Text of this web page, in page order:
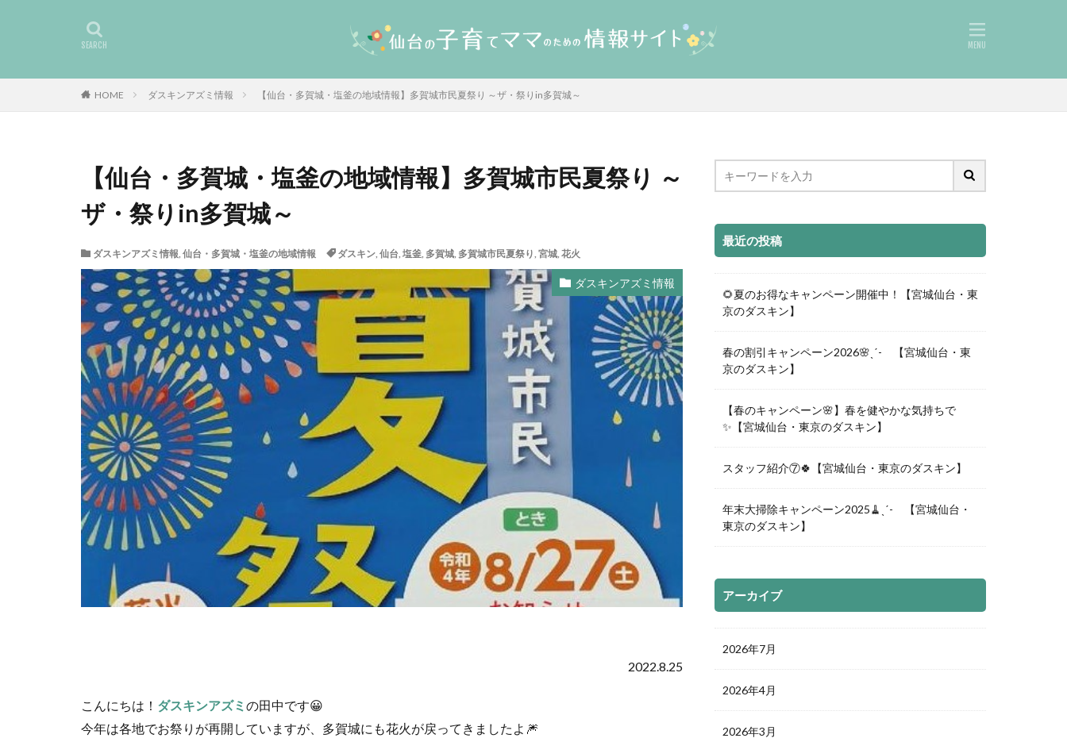
HOME ダスキンアズミ情報 【仙台・多賀城・塩釜の地域情報】多賀城市民夏祭り ～ザ・祭りin多賀城～
【仙台・多賀城・塩釜の地域情報】多賀城市民夏祭り ～
ザ・祭りin多賀城～
ダスキンアズミ情報, 仙台・多賀城・塩釜の地域情報 ダスキン, 仙台, 塩釜, 多賀城, 多賀城市民夏祭り, 宮城, 花火
ダスキンアズミ情報
2022.8.25
こんにちは！ ダスキンアズミ の田中です😀
今年は各地でお祭りが再開していますが、多賀城にも花火が戻ってきましたよ🎆
最近の投稿
🌻夏のお得なキャンペーン開催中！【宮城仙台・東
京のダスキン】
春の割引キャンペーン2026🌸ˎˊ- 【宮城仙台・東
京のダスキン】
【春のキャンペーン🌸】春を健やかな気持ちで
✨【宮城仙台・東京のダスキン】
スタッフ紹介⑦🍀【宮城仙台・東京のダスキン】
年末大掃除キャンペーン2025🧹ˎˊ- 【宮城仙台・
東京のダスキン】
アーカイブ
2026年7月
2026年4月
2026年3月